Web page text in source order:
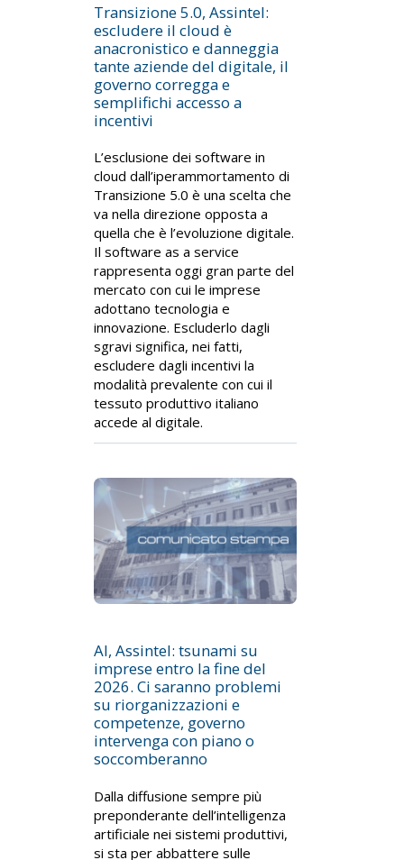
Transizione 5.0, Assintel:
escludere il cloud è
anacronistico e danneggia
tante aziende del digitale, il
governo corregga e
semplifichi accesso a
incentivi
L’esclusione dei software in
cloud dall’iperammortamento di
Transizione 5.0 è una scelta che
va nella direzione opposta a
quella che è l’evoluzione digitale.
Il software as a service
rappresenta oggi gran parte del
mercato con cui le imprese
adottano tecnologia e
innovazione. Escluderlo dagli
sgravi significa, nei fatti,
escludere dagli incentivi la
modalità prevalente con cui il
tessuto produttivo italiano
accede al digitale.
AI, Assintel: tsunami su
imprese entro la fine del
2026. Ci saranno problemi
su riorganizzazioni e
competenze, governo
intervenga con piano o
soccomberanno
Dalla diffusione sempre più
preponderante dell’intelligenza
artificiale nei sistemi produttivi,
si sta per abbattere sulle